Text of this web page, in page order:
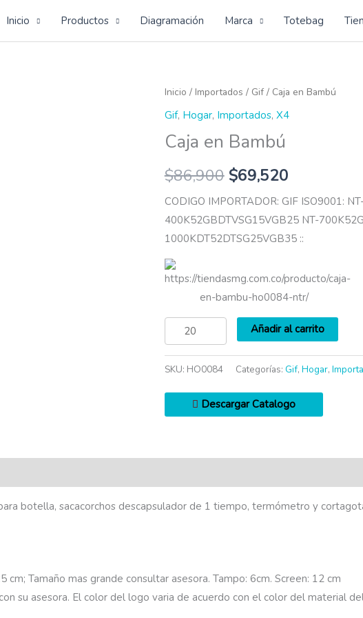
Inicio Productos Diagramación Marca Totebag
Inicio / Importados / Gif/ Caja en Bambú
Gif, Hogar, Importados, X4
Caja en Bambú
$86,900 $69,520
CODIGO IMPORTADOR: GIF ISO9001:
400K52GBDTVSG15VGB25 NT-
1000KDT52DTSG25VGB35 ::
https://tiendasmg.com.co/producto/caja-
en-bambu-ho0084-ntr/
Caja
en
cantidad
Añadir al carrito
SKU: HO0084 Categorías: Gif, Hogar,
Descargar Catalogo
botella, sacacorchos descapsulador de 1 tiempo, termómetro y
cm; Tamaño mas grande consultar asesora. Tampo: 6cm. Screen: 12 cm
su asesora. El color del logo varia de acuerdo con el color del material